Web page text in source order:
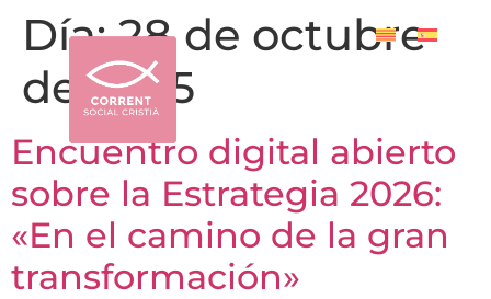
Día:28 de octubre
de 2025
Encuentro digital abierto
sobre la Estrategia 2026:
«En el camino de la gran
transformación»